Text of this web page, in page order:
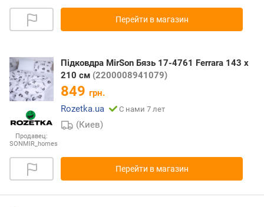
Перейти в магазин
Продавец:
SONMIR_homes
Підковдра MirSon Бязь 17-4761 Ferrara 143 x
210 см (2200008941079)
849 грн.
Rozetka.ua
С нами 7 лет
(Киев)
Перейти в магазин